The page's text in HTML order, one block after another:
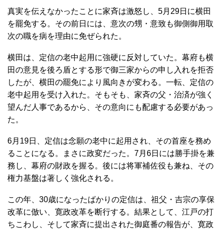
真実を伝えなかったことに家斉は激怒し、5月29日に横田
を罷免する。その前日には、意次の甥・意致も御側御用取
次の職を病を理由に免ぜられた。
横田は、定信の老中起用に強硬に反対していた。幕府も横
田の意見を後ろ盾とする形で御三家からの申し入れを拒否
したが、横田の罷免により風向きが変わる。一転、定信の
老中起用を受け入れた。そもそも、家斉の父・治済が強く
望んだ人事であるから、その意向にも配慮する必要があっ
た。
6月19日、定信は念願の老中に起用され、その首座を務め
ることになる。まさに政変だった。7月6日には勝手掛を兼
務し、幕府の財政を握る。後には将軍補佐役も兼ね、その
権力基盤は著しく強化される。
この年、30歳になったばかりの定信は、祖父・吉宗の享保
改革に倣い、寛政改革を断行する。結果として、江戸の打
ちこわし、そして家斉に提出された御庭番の報告が、寛政